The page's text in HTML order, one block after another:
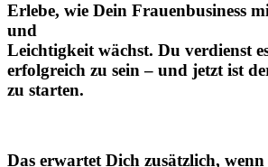
Erlebe, wie Dein Frauenbusiness
und
Leichtigkeit wächst. Du verdienst
erfolgreich zu sein – und jetzt ist
zu starten.
Das erwartet Dich zusätzlich,